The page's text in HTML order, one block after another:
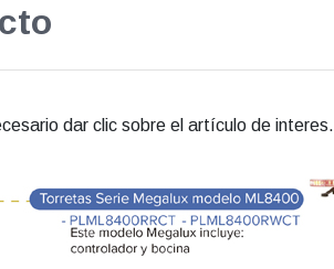
dar clic sobre el artículo de interes.